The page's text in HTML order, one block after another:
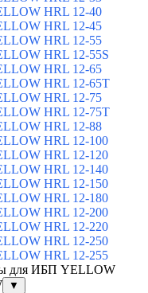
HRL 12-40
HRL 12-45
HRL 12-55
HRL 12-55S
HRL 12-65
HRL 12-65T
HRL 12-75
HRL 12-75Т
HRL 12-88
HRL 12-100
HRL 12-120
HRL 12-140
HRL 12-150
HRL 12-180
HRL 12-200
HRL 12-220
HRL 12-250
HRL 12-255
для ИБП YELLOW
▼